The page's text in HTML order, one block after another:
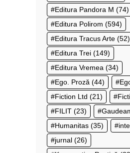
Editura Pandora M (74)
Editura Polirom (594)
Editura Tracus Arte (52)
Editura Trei (149)
Editura Vremea (34)
Ego. Proză (44)
Fiction Ltd (21)
FILIT (23)
Humanitas (35)
jurnal (26)